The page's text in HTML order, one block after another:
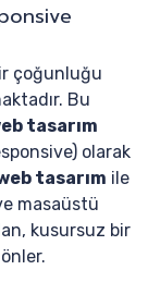
çoğunluğu
Bu
tasarım
olarak
tasarım ile
masaüstü
kusursuz bir